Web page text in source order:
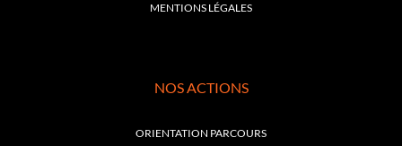
MENTIONS LÉGALES
NOS ACTIONS
ORIENTATION PARCOURS